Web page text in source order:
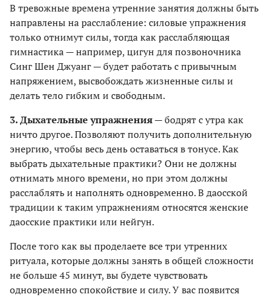
В тревожные времена утренние занятия должны быть
направлены на расслабление: силовые упражнения
только отнимут силы, тогда как расслабляющая
гимнастика — например, цигун для позвоночника
Синг Шен Джуанг — будет работать с привычным
напряжением, высвобождать жизненные силы и
делать тело гибким и свободным.
3. Дыхательные упражнения— бодрят с утра как
ничто другое. Позволяют получить дополнительную
энергию, чтобы весь день оставаться в тонусе. Как
выбрать дыхательные практики? Они не должны
отнимать много времени, но при этом должны
расслаблять и наполнять одновременно. В даосской
традиции к таким упражнениям относятся женские
даосские практики или нейгун.
После того как вы проделаете все три утренних
ритуала, которые должны занять в общей сложности
не больше 45 минут, вы будете чувствовать
одновременно спокойствие и силу. У вас появится